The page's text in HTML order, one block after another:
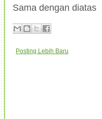
Sama dengan diatas
Posting Lebih Baru